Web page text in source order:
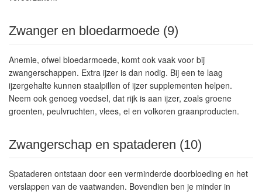
Zwanger en bloedarmoede (9)
Anemie, ofwel bloedarmoede, komt ook vaak voor bij
zwangerschappen. Extra ijzer is dan nodig. Bij een te laag
ijzergehalte kunnen staalpillen of ijzer supplementen helpen.
Neem ook genoeg voedsel, dat rijk is aan ijzer, zoals groene
groenten, peulvruchten, vlees, ei en volkoren graanproducten.
Zwangerschap en spataderen (10)
Spataderen ontstaan door een verminderde doorbloeding en het
verslappen van de vaatwanden. Bovendien ben je minder in